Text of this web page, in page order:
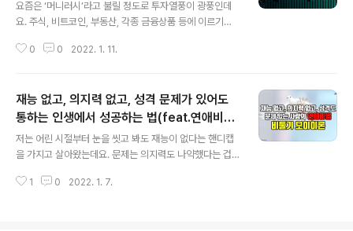
요즘은 ‘머니러시’라고 불릴 정도로 투자열풍이 광풍인데
요. 주식, 비트코인, 부동산, 각종 금융상품 등에 이르기까
한계가 있으니 분명 돈이 흘러들어올 수 있는 파이프라인
날의 제가 그랬습니다. 돈만 보며 쫓고 나아갔는데요. 투자
가 아니라 사실상 도박이 아닐까 싶었죠. 그렇게 잠시 돈을
번적도 있지만 결국은 모든 재산을 다 잃고,,, ‘죽을까?’ 고
민했던 적도 있었습니다. 그런 과정에서 얻은 인생깨달음
outu.be/Hhp7zbCv88o 제가 주식투자실패로 사업실
0 0 2022. 1. 11.
재능 없고, 의지력 없고, 성격 문제가 있어도
통하는 인생에서 성공하는 법(feat.연애비법,
‘비둘기 모이이론’)
저는 어린 시절부터 눈을 씻고 봐도 재능이 없다는 핸디캡
을 가지고 살아왔는데요. 문제는 의지력도 나약했다는 겁
제가 많다고 생각해왔답니다. 그러다보니 젊은 날에는 연
1 0 2022. 1. 7.